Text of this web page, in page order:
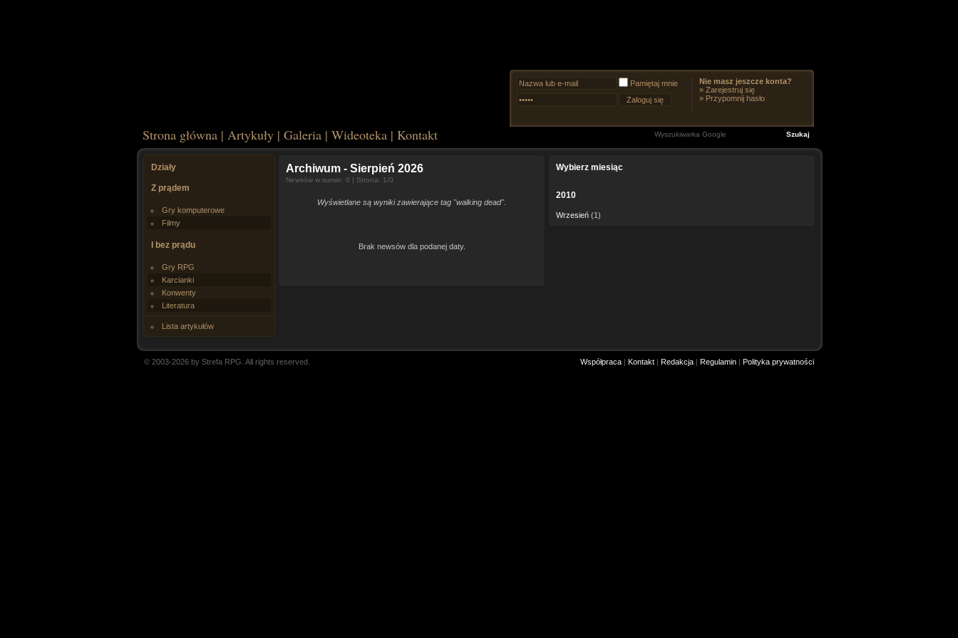
Pamiętaj mnie
Nie masz jeszcze konta?
» Zarejestruj się
» Przypomnij hasło
Strona główna | Artykuły | Galeria | Wideoteka | Kontakt
Działy
Z prądem
Gry komputerowe
Filmy
I bez prądu
Gry RPG
Karcianki
Konwenty
Literatura
Lista artykułów
Archiwum - Sierpień 2026
Newsów w sumie: 0 | Strona: 1/0
Wyświetlane są wyniki zawierające tag "walking dead".
Brak newsów dla podanej daty.
Wybierz miesiąc
2010
Wrzesień (1)
© 2003-2026 by Strefa RPG. All rights reserved. Współpraca | Kontakt | Redakcja | Regulamin | Polityka prywatności